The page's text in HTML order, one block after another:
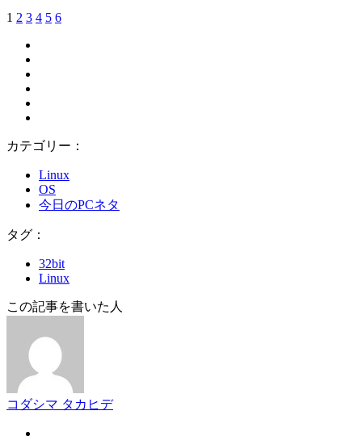
1 2 3 4 5 6
カテゴリー：
Linux
OS
今日のPCネタ
タグ：
32bit
Linux
この記事を書いた人
コダシマ タカヒデ